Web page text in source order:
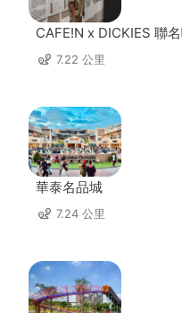
CAFE!N x DICKIES 聯
區) 7.22 公里
華泰名品城
7.24 公里